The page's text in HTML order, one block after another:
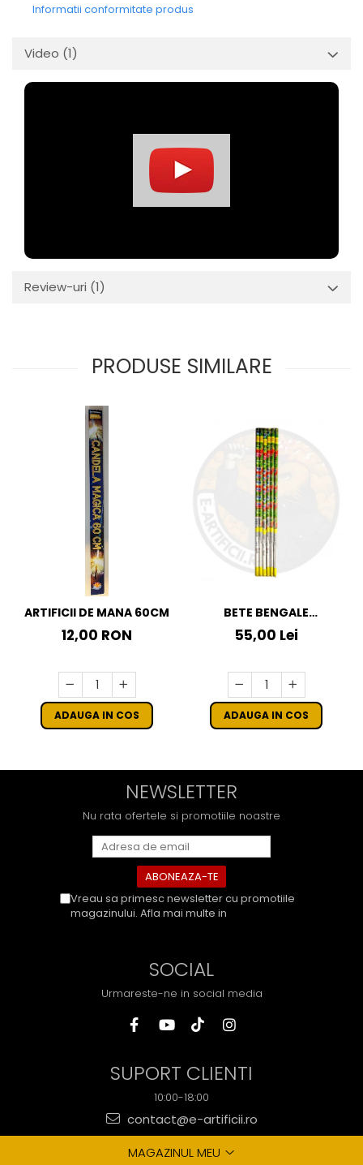
Informatii conformitate produs
Video (1)
Review-uri (1)
PRODUSE SIMILARE
ARTIFICII DE MANA 60CM
12,00 RON
ADAUGA IN COS
BETE BENGALE
CRACKLING VERZI
55,00 Lei
ADAUGA IN COS
NEWSLETTER
Nu rata ofertele si promotiile noastre
Vreau sa primesc newsletter cu promotiile
magazinului. Afla mai multe in
SOCIAL
Urmareste-ne in social media
SUPORT CLIENTI
10:00-18:00
contact@e-artificii.ro
MAGAZINUL MEU